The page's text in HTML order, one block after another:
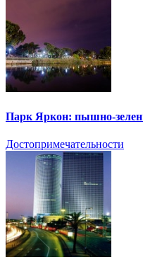
Парк Яркон: пышно-
Достопримечательности